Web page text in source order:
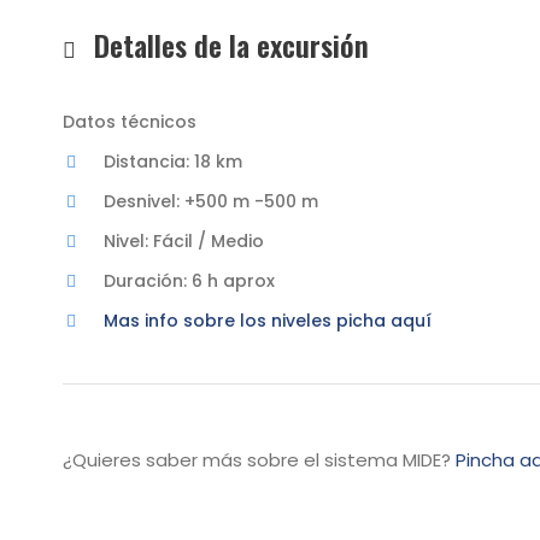
Detalles de la excursión
Datos técnicos
Distancia: 18 km
Desnivel: +500 m -500 m
Nivel: Fácil / Medio
Duración: 6 h aprox
Mas info sobre los niveles picha aquí
¿Quieres saber más sobre el sistema MIDE? Pincha